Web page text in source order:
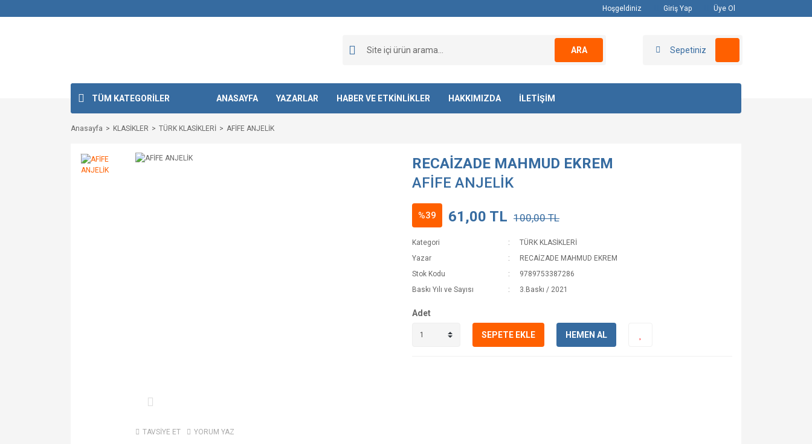
Hoşgeldiniz Giriş Yap Üye Ol
ARA Sepetiniz
TÜM KATEGORİLER ANASAYFA YAZARLAR HABER VE ETKİNLİKLER HAKKIMIZDA İLETİŞİM
Anasayfa KLASİKLER TÜRK KLASİKLERİ AFİFE ANJELİK
TAVSİYE ET YORUM YAZ
RECAİZADE MAHMUD EKREM
AFİFE ANJELİK
%39 61,00 TL 100,00 TL
Kategori
TÜRK KLASİKLERİ
Yazar
RECAİZADE MAHMUD EKREM
Stok Kodu
9789753387286
Baskı Yılı ve Sayısı
3.Baskı / 2021
Adet
SEPETE EKLE HEMEN AL